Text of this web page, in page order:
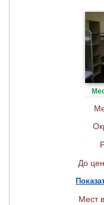
До
Мест